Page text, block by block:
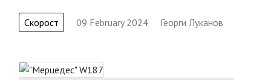
Скорост 09 February 2024 Георги Луканов